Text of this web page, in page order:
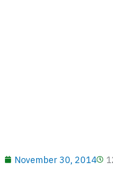
November 30, 2014